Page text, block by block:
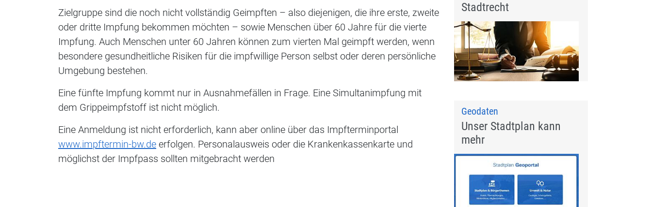
Zielgruppe sind die noch nicht vollständig Geimpften – also diejenigen, die ihre erste, zweite
oder dritte Impfung bekommen möchten – sowie Menschen über 60 Jahre für die vierte
Impfung. Auch Menschen unter 60 Jahren können zum vierten Mal geimpft werden, wenn
besondere gesundheitliche Risiken für die impfwillige Person selbst oder deren persönliche
Umgebung bestehen.
Eine fünfte Impfung kommt nur in Ausnahmefällen in Frage. Eine Simultanimpfung mit
dem Grippeimpfstoff ist nicht möglich.
Eine Anmeldung ist nicht erforderlich, kann aber online über das Impfterminportal
www.impftermin-bw.de erfolgen. Personalausweis oder die Krankenkassenkarte und
möglichst der Impfpass sollten mitgebracht werden
Stadtrecht
Geodaten
Unser Stadtplan kann
mehr